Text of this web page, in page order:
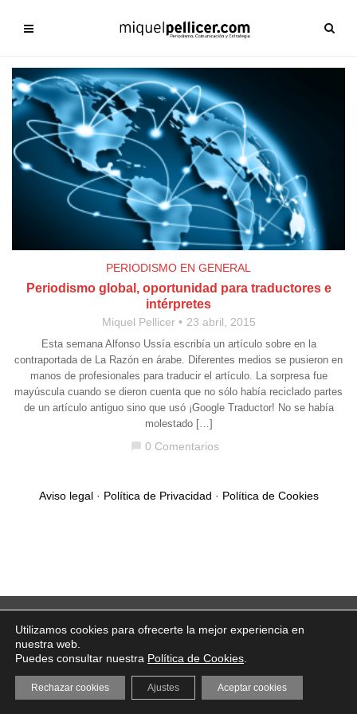
PERIODISMO EN GENERAL
Periodismo global, oportunidad para traductores e
intérpretes
Miquel Pellicer 23 abril, 2015
Esta semana Alfonso Ussía escribía un artículo sobre en la
contraportada de La Razón en árabe. Diferentes medios se pusieron en
manos de profesionales para traducir el artículo. La sorpresa fue
mayúscula cuando se dieron cuenta que no sólo había reciclado partes
de un artículo antiguo sino que usó ¡Google Traductor! No se había
molestado […]
0 Comentarios
Aviso legal· Política de Privacidad · Política de Cookies
Utilizamos cookies para ofrecerte la mejor experiencia en
nuestra web.
Puedes consultar nuestra Política de Cookies
Aceptar cookies
Rechazar cookies Ajustes